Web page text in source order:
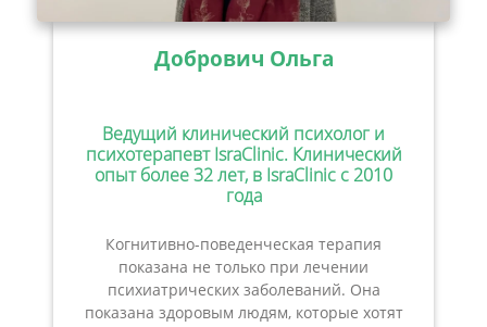
Добрович Ольга
Ведущий клинический психолог и
психотерапевт IsraClinic. Клинический
опыт более 32 лет, в IsraClinic с 2010
года
Когнитивно-поведенческая терапия
показана не только при лечении
психиатрических заболеваний. Она
показана здоровым людям, которые хотят